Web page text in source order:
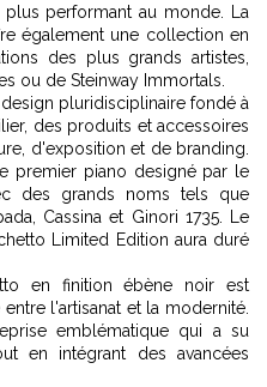
performant au monde. La
également une collection en
des plus grands artistes,
ou de Steinway Immortals.
pluridisciplinaire fondé à
des produits et accessoires
d'exposition et de branding.
premier piano designé par le
des grands noms tels que
Cassina et Ginori 1735. Le
Limited Edition aura duré
en finition ébène noir est
l'artisanat et la modernité.
emblématique qui a su
en intégrant des avancées